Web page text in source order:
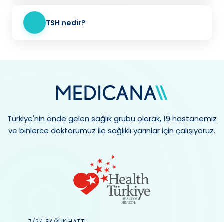
TSH nedir?
Türkiye'nin önde gelen sağlık grubu olarak, 19 hastanemiz
ve binlerce doktorumuz ile sağlıklı yarınlar için çalışıyoruz.